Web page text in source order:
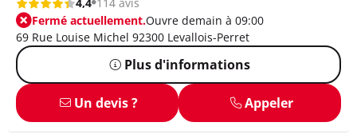
Fermé actuellement.Ouvre demain à 09:00
69 Rue Louise Michel 92300 Levallois-Perret
Plus d'informations
Un devis ? Appeler